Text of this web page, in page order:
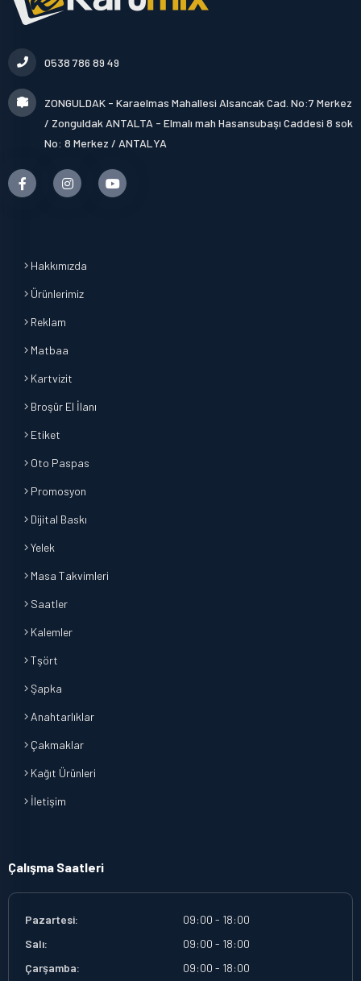
0538 786 89 49
ZONGULDAK - Karaelmas Mahallesi Alsancak Cad. No:7 Merkez
/ Zonguldak ANTALTA - Elmalı mah Hasansubaşı Caddesi 8 sok
No: 8 Merkez / ANTALYA
Hakkımızda
Ürünlerimiz
Reklam
Matbaa
Kartvizit
Broşür El İlanı
Etiket
Oto Paspas
Promosyon
Dijital Baskı
Yelek
Masa Takvimleri
Saatler
Kalemler
Tşört
Şapka
Anahtarlıklar
Çakmaklar
Kağıt Ürünleri
İletişim
Çalışma Saatleri
Pazartesi:
09:00 - 18:00
Salı:
09:00 - 18:00
Çarşamba:
09:00 - 18:00